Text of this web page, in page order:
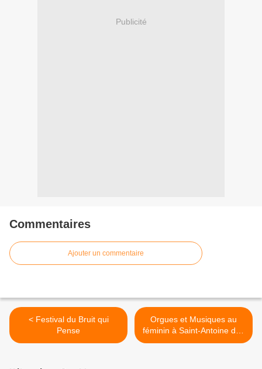
Publicité
Commentaires
Ajouter un commentaire
< Festival du Bruit qui
Pense
Orgues et Musiques au
féminin à Saint-Antoine des
Quinze-Vingts Paris 12e >